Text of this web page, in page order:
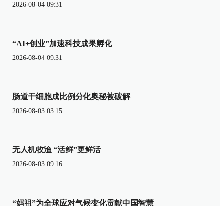
2026-08-04 09:31
“AI+创业”加速科技成果孵化
2026-08-04 09:31
肠道干细胞成比例分化奥秘被破解
2026-08-03 03:15
无人机牧渔 “活鲜”更鲜活
2026-08-03 09:16
“妈祖”为全球应对气候变化贡献中国智慧